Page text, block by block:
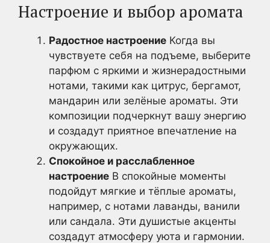
Настроение и выбор аромата
Радостное настроение Когда вы
чувствуете себя на подъеме, выберите
парфюм с яркими и жизнерадостными
нотами, такими как цитрус, бергамот,
мандарин или зелёные ароматы. Эти
композиции подчеркнут вашу энергию
и создадут приятное впечатление на
окружающих.
Спокойное и расслабленное
настроение В спокойные моменты
подойдут мягкие и тёплые ароматы,
например, с нотами лаванды, ванили
или сандала. Эти душистые акценты
создадут атмосферу уюта и гармонии.